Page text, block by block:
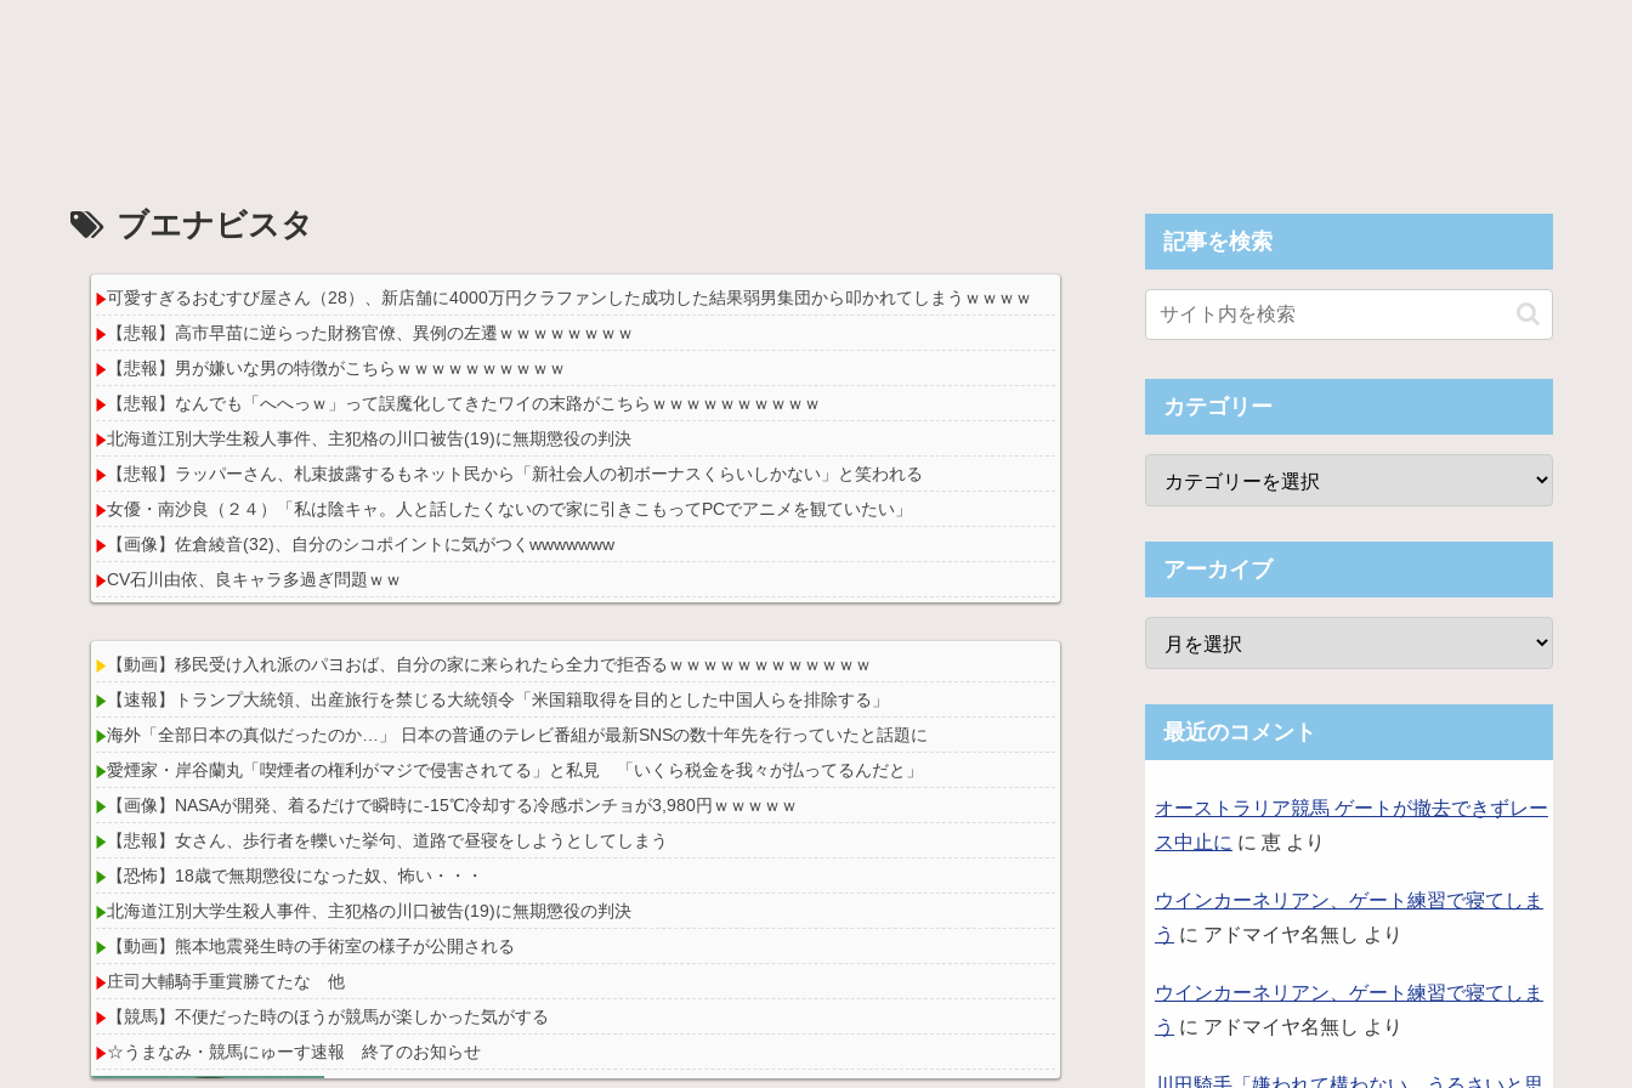
ブエナビスタ
可愛すぎるおむすび屋さん（28）、新店舗に4000万円クラファンした成功した結果弱男集団から叩かれてしまうｗｗｗｗ
【悲報】高市早苗に逆らった財務官僚、異例の左遷ｗｗｗｗｗｗｗｗ
【悲報】男が嫌いな男の特徴がこちらｗｗｗｗｗｗｗｗｗｗ
【悲報】なんでも「へへっｗ」って誤魔化してきたワイの末路がこちらｗｗｗｗｗｗｗｗｗｗ
北海道江別大学生殺人事件、主犯格の川口被告(19)に無期懲役の判決
【悲報】ラッパーさん、札束披露するもネット民から「新社会人の初ボーナスくらいしかない」と笑われる
女優・南沙良（２４）「私は陰キャ。人と話したくないので家に引きこもってPCでアニメを観ていたい」
【画像】佐倉綾音(32)、自分のシコポイントに気がつくwwwwwww
CV石川由依、良キャラ多過ぎ問題ｗｗ
Powered by livedoor 相互RSS
【動画】移民受け入れ派のパヨおば、自分の家に来られたら全力で拒否るｗｗｗｗｗｗｗｗｗｗｗｗ
【速報】トランプ大統領、出産旅行を禁じる大統領令「米国籍取得を目的とした中国人らを排除する」
海外「全部日本の真似だったのか…」 日本の普通のテレビ番組が最新SNSの数十年先を行っていたと話題に
愛煙家・岸谷蘭丸「喫煙者の権利がマジで侵害されてる」と私見 「いくら税金を我々が払ってるんだと」
【画像】NASAが開発、着るだけで瞬時に-15℃冷却する冷感ポンチョが3,980円ｗｗｗｗｗ
【悲報】女さん、歩行者を轢いた挙句、道路で昼寝をしようとしてしまう
【恐怖】18歳で無期懲役になった奴、怖い・・・
北海道江別大学生殺人事件、主犯格の川口被告(19)に無期懲役の判決
【動画】熊本地震発生時の手術室の様子が公開される
庄司大輔騎手重賞勝てたな 他
【競馬】不便だった時のほうが競馬が楽しかった気がする
☆うまなみ・競馬にゅーす速報 終了のお知らせ
記事を検索
カテゴリー
アーカイブ
最近のコメント
オーストラリア競馬 ゲートが撤去できずレー
ス中止に に 恵 より
ウインカーネリアン、ゲート練習で寝てしま
う に アドマイヤ名無し より
ウインカーネリアン、ゲート練習で寝てしま
う に アドマイヤ名無し より